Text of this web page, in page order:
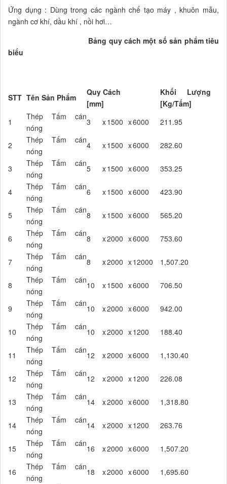
Ứng dụng : Dùng trong các ngành chế tạo máy , khuôn mẫu,
ngành cơ khí, dầu khí , nồi hơi…
Bảng quy cách một số sản phẩm tiêu
biểu
STT Tên Sản Phẩm
Quy Cách
[mm]
Khối Lượng
[Kg/Tấm]
1
Thép Tấm cán
nóng
3 x1500 x6000 211.95
2
Thép Tấm cán
nóng
4 x1500 x6000 282.60
3
Thép Tấm cán
nóng
5 x1500 x6000 353.25
4
Thép Tấm cán
nóng
6 x1500 x6000 423.90
5
Thép Tấm cán
nóng
8 x1500 x6000 565.20
6
Thép Tấm cán
nóng
8 x2000 x6000 753.60
7
Thép Tấm cán
nóng
8 x2000 x12000 1,507.20
8
Thép Tấm cán
nóng
10 x1500 x6000 706.50
9
Thép Tấm cán
nóng
10 x2000 x6000 942.00
10
Thép Tấm cán
nóng
10 x2000 x1200 188.40
11
Thép Tấm cán
nóng
12 x2000 x6000 1,130.40
12
Thép Tấm cán
nóng
12 x2000 x1200 226.08
13
Thép Tấm cán
nóng
14 x2000 x6000 1,318.80
14
Thép Tấm cán
nóng
14 x2000 x1200 263.76
15
Thép Tấm cán
nóng
16 x2000 x6000 1,507.20
16
Thép Tấm cán
nóng
18 x2000 x6000 1,695.60